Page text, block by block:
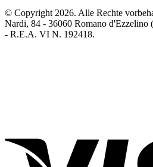
© Copyright 2026. Alle Rechte
Nardi, 84 - 36060 Romano
- R.E.A. VI N. 192418.